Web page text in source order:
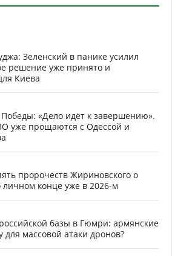
Зеленский в панике усилил
решение уже принято и
Киева
«Дело идёт к завершению».
уже прощаются с Одессой и
пророчеств Жириновского о
личном конце уже в 2026-м
базы в Гюмри: армянские
для массовой атаки дронов?